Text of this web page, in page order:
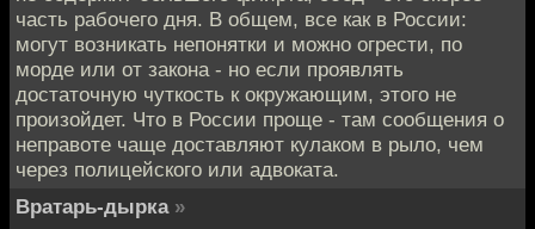
часть рабочего дня. В общем, все как в России:
могут возникать непонятки и можно огрести, по
морде или от закона - но если проявлять
достаточную чуткость к окружающим, этого не
произойдет. Что в России проще - там сообщения о
неправоте чаще доставляют кулаком в рыло, чем
через полицейского или адвоката.
Вратарь-дырка »